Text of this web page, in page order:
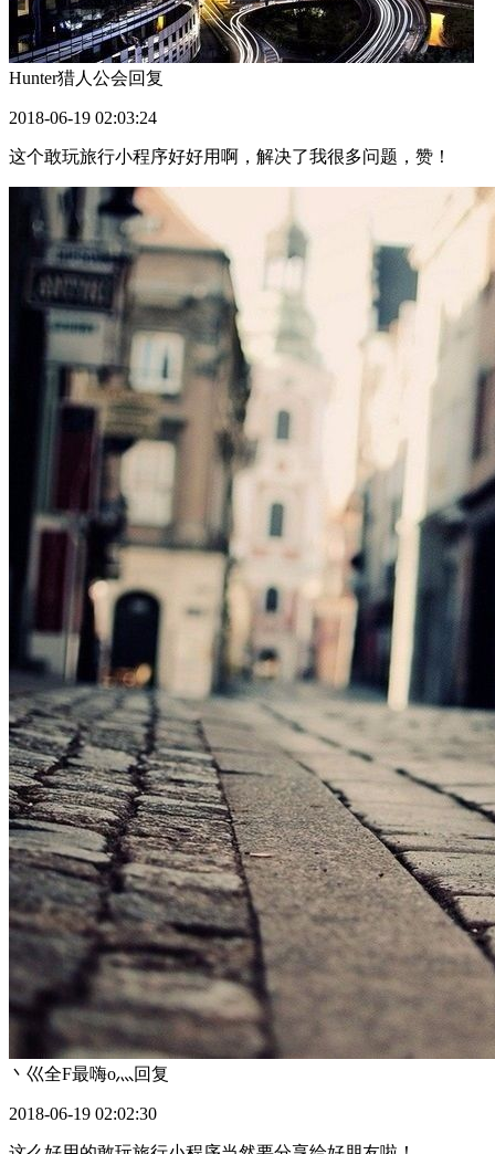
Hunter猎人公会回复
2018-06-19 02:03:24
这个敢玩旅行小程序好好用啊，解决了我很多问题，赞！
丶巛全F最嗨o灬回复
2018-06-19 02:02:30